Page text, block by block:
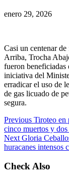
enero 29, 2026
Casi un centenar
Arriba, Trocha
fueron
iniciativa del
erradicar el uso de
de gas licuado de
segura.
Previous Tiroteo en
cinco muertos y
Next Gloria
huracanes intensos
Check Also